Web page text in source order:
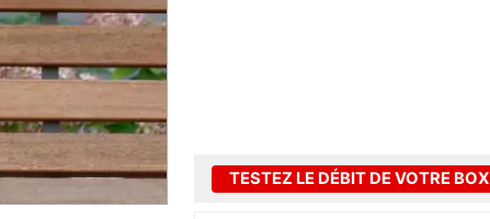
TESTEZ LE DÉBIT DE VOTRE BOX